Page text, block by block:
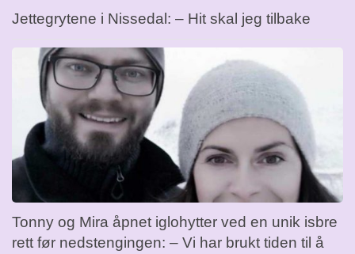
Jettegrytene i Nissedal: – Hit skal jeg tilbake
Tonny og Mira åpnet iglohytter ved en unik isbre
rett før nedstengingen: – Vi har brukt tiden til å